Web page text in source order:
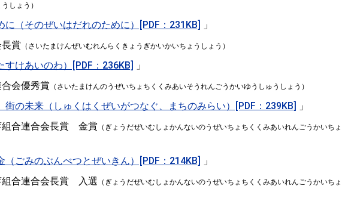
うしょう ）
に（そのぜいはだれのために）[PDF：231KB]
」
賞 （さいたまけんぜいむれんらくきょうぎかいかいちょうしょう）
すけあいのわ）[PDF：236KB]
」
会優秀賞 （さいたまけんのうぜいちょちくくみあいそうれんごうかいゆうしゅうしょう）
街の未来（しゅくはくぜいがつなぐ、まちのみらい）[PDF：239KB]
」
組合連合会長賞 金賞 （ぎょうだぜいむしょかんないのうぜいちょちくくみあいれんごうかいちょ
（ごみのぶんべつとぜいきん）[PDF：214KB]
」
組合連合会長賞 入選 （ぎょうだぜいむしょかんないのうぜいちょちくくみあいれんごうかいちょ